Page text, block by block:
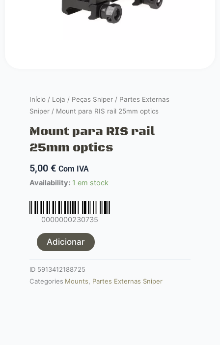
Início / Loja / Peças Sniper / Partes Externas
Sniper / Mount para RIS rail 25mm optics
Mount para RIS rail
25mm optics
5,00 € Com IVA
Availability: 1 em stock
0000000230735
Quantidade
para
rail
25mm
Adicionar
ID 5913412188725
Categories Mounts Partes Externas Sniper